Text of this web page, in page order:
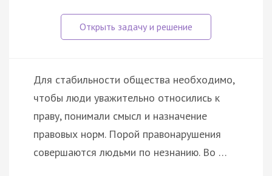
Для стабильности общества необходимо,
чтобы люди уважительно относились к
праву, понимали смысл и назначение
правовых норм. Порой правонарушения
совершаются людьми по незнанию. Во …